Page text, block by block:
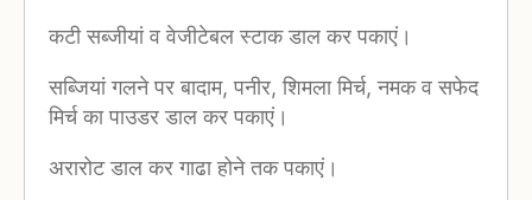
कटी सब्जीयां व वेजीटेबल स्टाक डाल कर पकाएं।
सब्जियां गलने पर बादाम, पनीर, शिमला मिर्च, नमक व सफेद
मिर्च का पाउडर डाल कर पकाएं।
अरारोट डाल कर गाढा होने तक पकाएं।